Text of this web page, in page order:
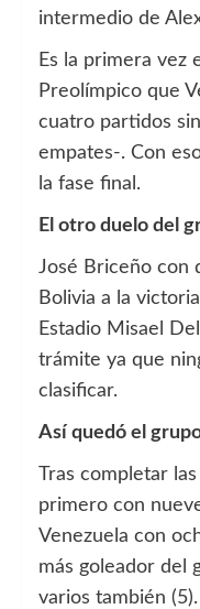
intermedio de
Es la primera vez
Preolímpico que
cuatro partidos
empates-. Con
la fase final.
El otro duelo del
José Briceño con
Bolivia a la
Estadio Misael
trámite ya que
clasificar.
Así quedó el
Tras completar
primero con
Venezuela con
más goleador del
varios también